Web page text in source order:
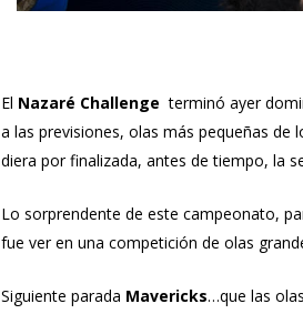
El Nazaré Challenge terminó ayer
a las previsiones, olas más pequeñas
diera por finalizada, antes de tiempo, la
Lo sorprendente de este campeonato,
fue ver en una competición de olas
Siguiente parada Mavericks…que las